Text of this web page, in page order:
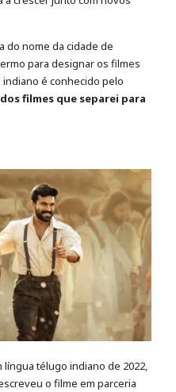
do nome da cidade de
para designar os filmes
é conhecido pelo
filmes que separei para
língua télugo indiano de 2022,
o filme em parceria